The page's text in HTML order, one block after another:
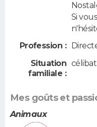
Si
Profession :
Situation
familiale :
Mes goûts et
Animaux